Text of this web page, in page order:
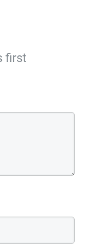
first